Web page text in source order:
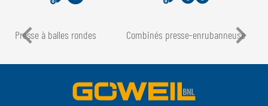
Presse à balles rondes Combinés presse-enrubanneuse